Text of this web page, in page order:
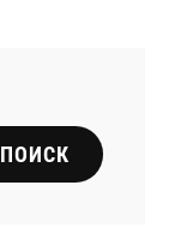
ПОИСК